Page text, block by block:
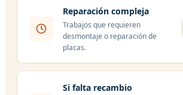
Reparación compleja
Trabajos que requieren
desmontaje o reparación de
placas.
Si falta recambio